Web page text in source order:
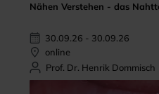
Nähen Verstehen - das
30.09.26 - 30.09.26
online
Prof. Dr. Henrik Dommisch